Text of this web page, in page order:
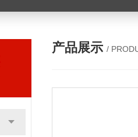
产品展示 /